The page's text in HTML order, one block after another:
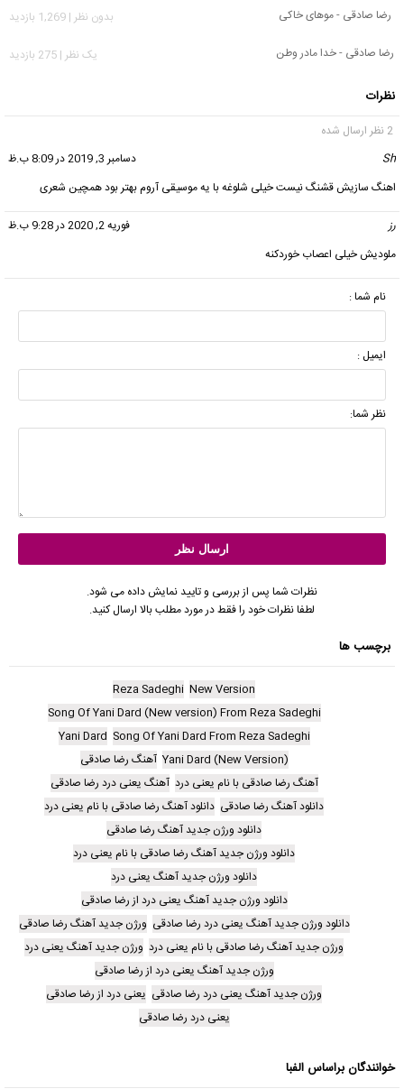
رضا صادقی - موهای خاکی
بدون نظر | 1,269 بازدید
رضا صادقی - خدا مادر وطن
يک نظر | 275 بازدید
نظرات
2 نظر ارسال شده
Sh
دسامبر 3, 2019 در 8:09 ب.ظ
اهنگ سازیش قشنگ نیست خیلی شلوغه با یه موسیقی آروم بهتر بود همچین شعری
رز
فوریه 2, 2020 در 9:28 ب.ظ
ملودیش خیلی اعصاب خوردکنه
نام شما :
ایمیل :
نظر شما:
نظرات شما پس از بررسی و تایید نمایش داده می شود.
لطفا نظرات خود را فقط در مورد مطلب بالا ارسال کنید.
برچسب ها
New Version
Reza Sadeghi
Song Of Yani Dard (New version) From Reza Sadeghi
Song Of Yani Dard From Reza Sadeghi
Yani Dard
Yani Dard (New Version) آهنگ رضا صادقی
آهنگ رضا صادقی با نام یعنی درد آهنگ یعنی درد رضا صادقی
دانلود آهنگ رضا صادقی دانلود آهنگ رضا صادقی با نام یعنی درد
دانلود ورژن جدید آهنگ رضا صادقی
دانلود ورژن جدید آهنگ رضا صادقی با نام یعنی درد
دانلود ورژن جدید آهنگ یعنی درد
دانلود ورژن جدید آهنگ یعنی درد از رضا صادقی
دانلود ورژن جدید آهنگ یعنی درد رضا صادقی ورژن جدید آهنگ رضا صادقی
ورژن جدید آهنگ رضا صادقی با نام یعنی درد ورژن جدید آهنگ یعنی درد
ورژن جدید آهنگ یعنی درد از رضا صادقی
ورژن جدید آهنگ یعنی درد رضا صادقی یعنی درد از رضا صادقی
یعنی درد رضا صادقی
خوانندگان براساس الفبا